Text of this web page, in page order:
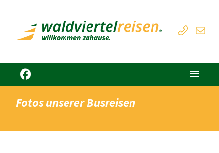
Fotos unserer Busreisen